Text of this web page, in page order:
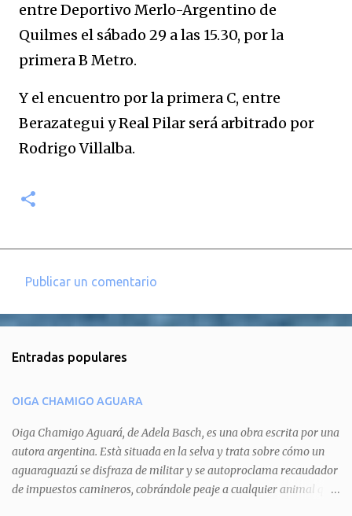
entre Deportivo Merlo-Argentino de
Quilmes el sábado 29 a las 15.30, por la
primera B Metro.
Y el encuentro por la primera C, entre
Berazategui y Real Pilar será arbitrado por
Rodrigo Villalba.
e
t
a
r
i
o
Publicar un comentario
Entradas populares
OIGA CHAMIGO AGUARA
Oiga Chamigo Aguará, de Adela Basch, es una obra escrita por una
autora argentina. Està situada en la selva y trata sobre cómo un
aguaraguazú se disfraza de militar y se autoproclama recaudador
de impuestos camineros, cobrándole peaje a cualquier animal que